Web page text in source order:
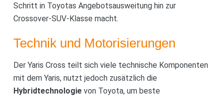
Schritt in Toyotas Angebotsausweitung hin zur
Crossover-SUV-Klasse macht.
Technik und Motorisierungen
Der Yaris Cross teilt sich viele technische Komponenten
mit dem Yaris, nutzt jedoch zusätzlich die
Hybridtechnologievon Toyota, um beste